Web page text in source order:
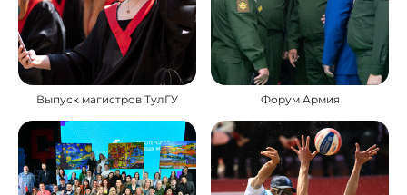
Выпуск магистров ТулГУ Форум Армия